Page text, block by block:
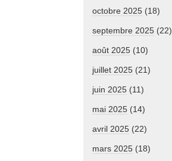
octobre 2025 (18)
septembre 2025 (22)
août 2025 (10)
juillet 2025 (21)
juin 2025 (11)
mai 2025 (14)
avril 2025 (22)
mars 2025 (18)